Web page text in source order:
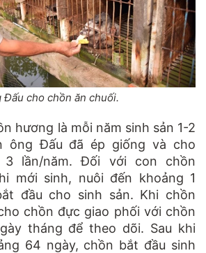
Đấu cho chồn ăn chuối.
hương là mỗi năm sinh sản 1-2
ông Ðấu đã ép giống và cho
3 lần/năm. Đối với con chồn
mới sinh, nuôi đến khoảng 1
đầu cho sinh sản. Khi chồn
chồn đực giao phối với chồn
tháng để theo dõi. Sau khi
64 ngày, chồn bắt đầu sinh